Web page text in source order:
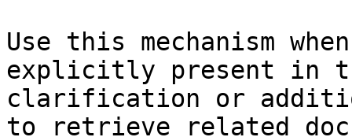
Use this mechanism
explicitly present in
clarification or